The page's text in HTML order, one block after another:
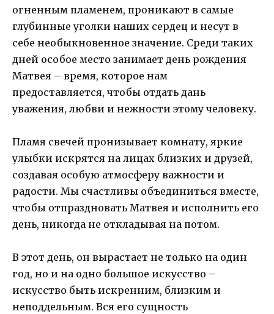
огненным пламенем, проникают в самые
глубинные уголки наших сердец и несут в
себе необыкновенное значение. Среди таких
дней особое место занимает день рождения
Матвея – время, которое нам
предоставляется, чтобы отдать дань
уважения, любви и нежности этому человеку.
Пламя свечей пронизывает комнату, яркие
улыбки искрятся на лицах близких и друзей,
создавая особую атмосферу важности и
радости. Мы счастливы объединиться вместе,
чтобы отпраздновать Матвея и исполнить его
день, никогда не откладывая на потом.
В этот день, он вырастает не только на один
год, но и на одно большое искусство –
искусство быть искренним, близким и
неподдельным. Вся его сущность